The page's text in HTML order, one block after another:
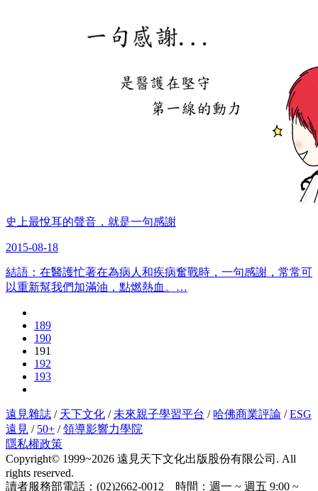
史上最悅耳的聲音，就是一句感謝
2015-08-18
結語：在醫護忙著在為病人和疾病奮戰時，一句感謝，常常可
以重新幫我們加滿油，點燃熱血。…
189
190
191
192
193
遠見雜誌 / 天下文化 / 未來親子學習平台 / 哈佛商業評論 /ESG
遠見 / 50+ /領導影響力學院
隱私權政策
Copyright© 1999~2026 遠見天下文化出版股份有限公司. All
rights reserved.
讀者服務部電話：(02)2662-0012 時間：週一 ~ 週五 9:00 ~